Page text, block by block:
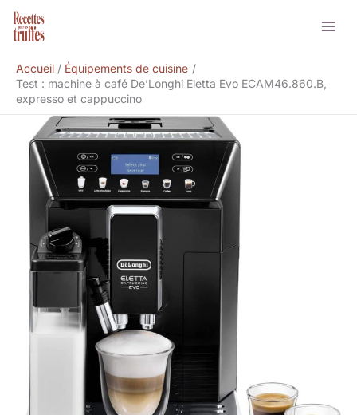
Aller
Accueil
Équipements de cuisine
Test : machine à café De’Longhi Eletta Evo ECAM46.860.B,
expresso et cappuccino
Rechercher